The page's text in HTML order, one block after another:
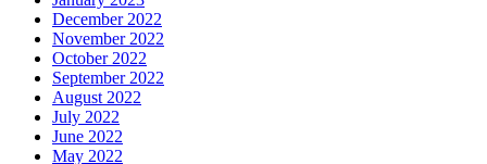
December 2022
November 2022
October 2022
September 2022
August 2022
July 2022
June 2022
May 2022